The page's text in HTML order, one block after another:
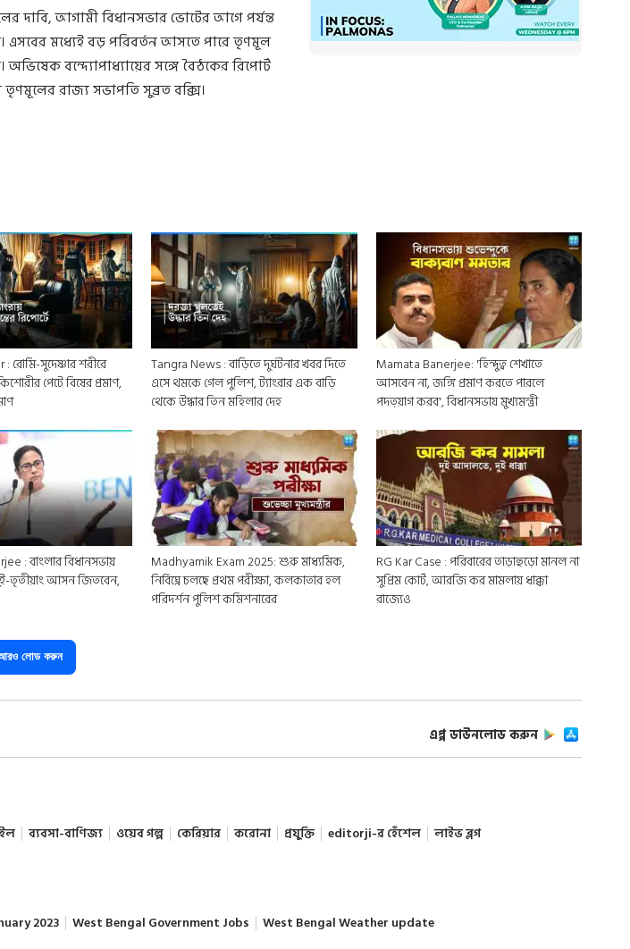
দাবি, আগামী বিধানসভার ভোটের আগে পর্যন্ত
মধ্যেই বড় পরিবর্তন আসতে পারে তৃণমূল
অভিষেক বন্দ্যোপাধ্যায়ের সঙ্গে বৈঠকের রিপোর্ট
রাজ্য সভাপতি সুব্রত বক্সি।
রোমি-সুদেষ্ণার শরীরে
পেটে বিষের প্রমাণ,
Tangra News : বাড়িতে দুর্ঘটনার খবর দিতে
এসে থমকে গেল পুলিশ, ট্যাংরার এক বাড়ি
থেকে উদ্ধার তিন মহিলার দেহ
Mamata Banerjee: 'হিন্দুত্ব শেখাতে
আসবেন না, জঙ্গি প্রমাণ করতে পারলে
পদত্য়াগ করব', বিধানসভায় মুখ্যমন্ত্রী
: বাংলার বিধানসভায়
তৃতীয়াং আসন জিতবেন,
Madhyamik Exam 2025: শুরু মাধ্যমিক,
নির্বিঘ্নে চলছে প্রথম পরীক্ষা, কলকাতার হল
পরিদর্শন পুলিশ কমিশনারের
RG Kar Case : পরিবারের তাড়াহুড়ো মানল না
সুপ্রিম কোর্ট, আরজি কর মামলায় ধাক্কা
রাজ্যেও
লোড করুন
এপ্প ডাউনলোড করুন
ব্যবসা-বাণিজ্য ওয়েব গল্প কেরিয়ার করোনা প্রযুক্তি editorji-র হেঁশেল লাইভ ব্লগ
2023 West Bengal Government Jobs West Bengal Weather update